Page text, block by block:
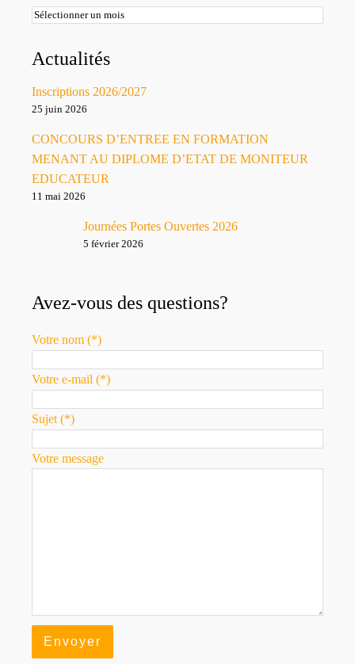
Archives
Actualités
Inscriptions 2026/2027
25 juin 2026
CONCOURS D’ENTREE EN FORMATION
MENANT AU DIPLOME D’ETAT DE MONITEUR
EDUCATEUR
11 mai 2026
Journées Portes Ouvertes 2026
5 février 2026
Avez-vous des questions?
Votre nom (*)
Votre e-mail (*)
Sujet (*)
Votre message